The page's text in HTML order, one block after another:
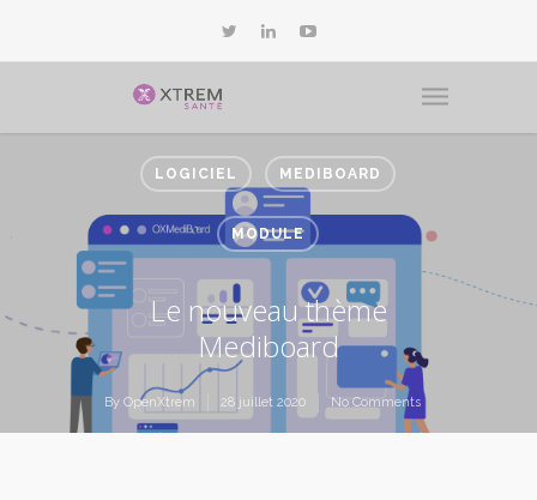
LOGICIEL MEDIBOARD
MODULE
Le nouveau thème
Mediboard
By OpenXtrem 28 juillet 2020 No Comments